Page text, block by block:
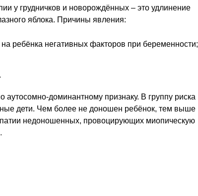
у грудничков и новорождённых – это удлинение
яблока. Причины явления:
ребёнка негативных факторов при беременности;
аутосомно-доминантному признаку. В группу риска
дети. Чем более не доношен ребёнок, тем выше
недоношенных, провоцирующих миопическую